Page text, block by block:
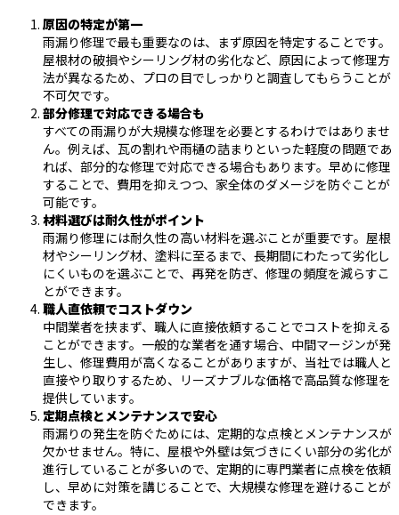
原因の特定が第一
雨漏り修理で最も重要なのは、まず原因を特定することです。
屋根材の破損やシーリング材の劣化など、原因によって修理方
法が異なるため、プロの目でしっかりと調査してもらうことが
不可欠です。
部分修理で対応できる場合も
すべての雨漏りが大規模な修理を必要とするわけではありませ
ん。例えば、瓦の割れや雨樋の詰まりといった軽度の問題であ
れば、部分的な修理で対応できる場合もあります。早めに修理
することで、費用を抑えつつ、家全体のダメージを防ぐことが
可能です。
材料選びは耐久性がポイント
雨漏り修理には耐久性の高い材料を選ぶことが重要です。屋根
材やシーリング材、塗料に至るまで、長期間にわたって劣化し
にくいものを選ぶことで、再発を防ぎ、修理の頻度を減らすこ
とができます。
職人直依頼でコストダウン
中間業者を挟まず、職人に直接依頼することでコストを抑える
ことができます。一般的な業者を通す場合、中間マージンが発
生し、修理費用が高くなることがありますが、当社では職人と
直接やり取りするため、リーズナブルな価格で高品質な修理を
提供しています。
定期点検とメンテナンスで安心
雨漏りの発生を防ぐためには、定期的な点検とメンテナンスが
欠かせません。特に、屋根や外壁は気づきにくい部分の劣化が
進行していることが多いので、定期的に専門業者に点検を依頼
し、早めに対策を講じることで、大規模な修理を避けることが
できます。